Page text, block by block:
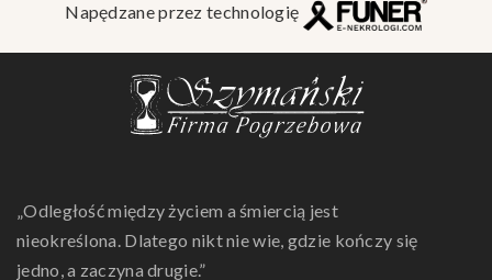
Napędzane przez technologię
„Odległość między życiem a śmiercią jest
nieokreślona. Dlatego nikt nie wie, gdzie kończy się
jedno, a zaczyna drugie.”